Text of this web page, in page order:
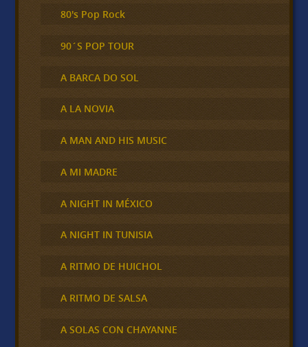
80's Pop Rock
90´S POP TOUR
A BARCA DO SOL
A LA NOVIA
A MAN AND HIS MUSIC
A MI MADRE
A NIGHT IN MÉXICO
A NIGHT IN TUNISIA
A RITMO DE HUICHOL
A RITMO DE SALSA
A SOLAS CON CHAYANNE